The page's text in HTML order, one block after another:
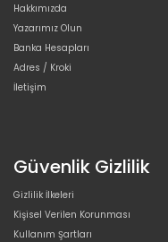
Hakkımızda
Yazarımız Olun
Banka Hesapları
Adres / Kroki
İletişim
Güvenlik Gizlilik
Gizlilik İlkeleri
Kişisel Verilen Korunması
Kullanım Şartları